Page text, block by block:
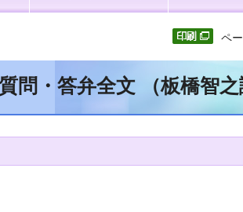
ペ
問・答弁全文 （板橋智之